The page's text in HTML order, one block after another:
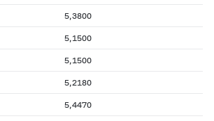
5,3800
5,1500
5,1500
5,2180
5,4470